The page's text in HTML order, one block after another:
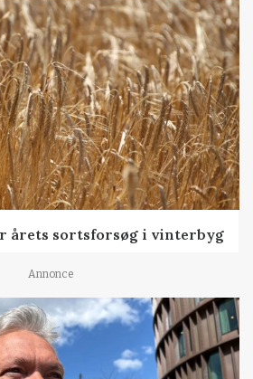
årets sortsforsøg i vinterbyg
Annonce